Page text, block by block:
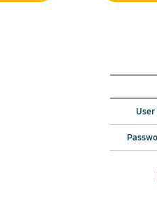
User